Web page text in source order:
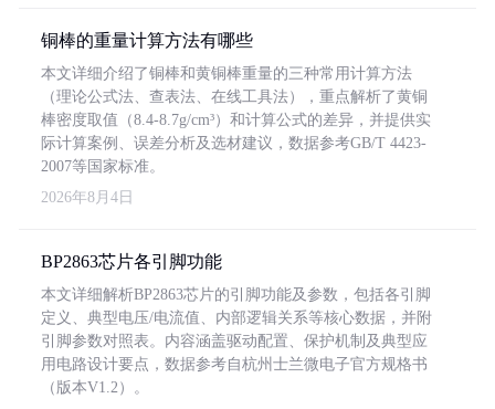
铜棒的重量计算方法有哪些
本文详细介绍了铜棒和黄铜棒重量的三种常用计算方法
（理论公式法、查表法、在线工具法），重点解析了黄铜
棒密度取值（8.4-8.7g/cm³）和计算公式的差异，并提供实
际计算案例、误差分析及选材建议，数据参考GB/T 4423-
2007等国家标准。
2026年8月4日
BP2863芯片各引脚功能
本文详细解析BP2863芯片的引脚功能及参数，包括各引脚
定义、典型电压/电流值、内部逻辑关系等核心数据，并附
引脚参数对照表。内容涵盖驱动配置、保护机制及典型应
用电路设计要点，数据参考自杭州士兰微电子官方规格书
（版本V1.2）。